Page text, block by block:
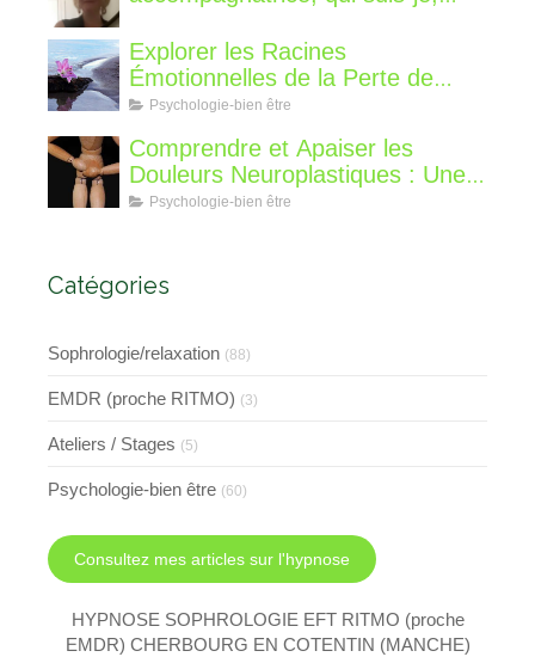
différent?
Explorer les Racines
Émotionnelles de la Perte de
Poids : Un Voyage Intérieur
Psychologie-bien être
Comprendre et Apaiser les
Douleurs Neuroplastiques : Une
Approche avec l'Hypnose,
Psychologie-bien être
Catégories
Sophrologie/relaxation (88)
EMDR (proche RITMO) (3)
Ateliers / Stages (5)
Psychologie-bien être (60)
Consultez mes articles sur l'hypnose
HYPNOSE SOPHROLOGIE EFT RITMO (proche
EMDR) CHERBOURG EN COTENTIN (MANCHE)